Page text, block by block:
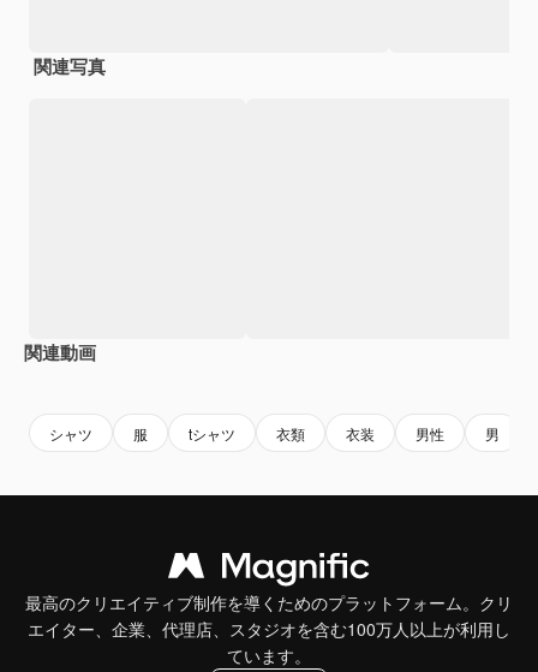
関連写真
関連動画
シャツ 服 tシャツ 衣類 衣装 男性 男
最高のクリエイティブ制作を導くためのプラットフォーム。クリ
エイター、企業、代理店、スタジオを含む100万人以上が利用し
ています。